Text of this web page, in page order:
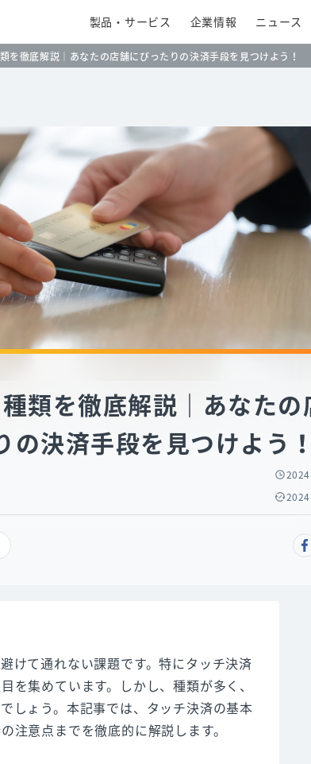
製品・サービス 企業情報 ニュース
を徹底解説｜あなたの店舗にぴったりの決済手段を見つけよう！
類を徹底解説｜あなたの
の決済手段を見つけよう！
けて通れない課題です。特にタッチ決済
を集めています。しかし、種類が多く、
しょう。本記事では、タッチ決済の基本
注意点までを徹底的に解説します。